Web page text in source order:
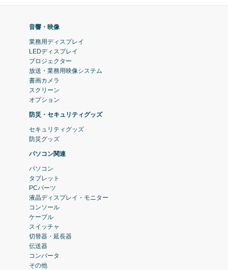
音響・映像
業務用ディスプレイ
LEDディスプレイ
プロジェクター
放送・業務用映像システム
書画カメラ
スクリーン
オプション
防災・セキュリティグッズ
セキュリティグッズ
防災グッズ
パソコン関連
パソコン
タブレット
PCパーツ
液晶ディスプレイ・モニター
コンソール
ケーブル
スイッチャ
切替器・延長器
伝送器
コンバータ
その他